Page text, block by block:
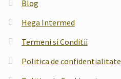
Blog
Hega Intermed
Termeni si Conditii
Politica de confidentialitate